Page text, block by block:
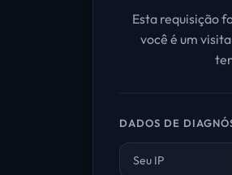
Esta requisição
você é um
DADOS DE
Seu IP